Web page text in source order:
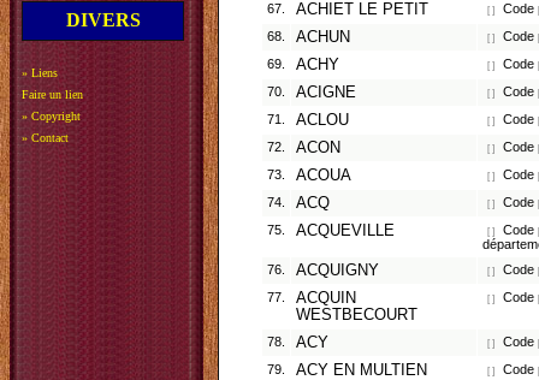
DIVERS
» Liens
Faire un lien
» Copyright
» Contact
67.
ACHIET LE PETIT [ ]
Code
68.
ACHUN [ ]
Code
69.
ACHY [ ]
Code
70.
ACIGNE [ ]
Code
71.
ACLOU [ ]
Code
72.
ACON [ ]
Code
73.
ACOUA [ ]
Code
74.
ACQ [ ]
Code
75.
ACQUEVILLE [ ]
Code
76.
ACQUIGNY [ ]
Code
77.
ACQUIN
WESTBECOURT
[ ] Code
78. ACY [ ]
Code
79.
ACY EN MULTIEN [ ]
Code